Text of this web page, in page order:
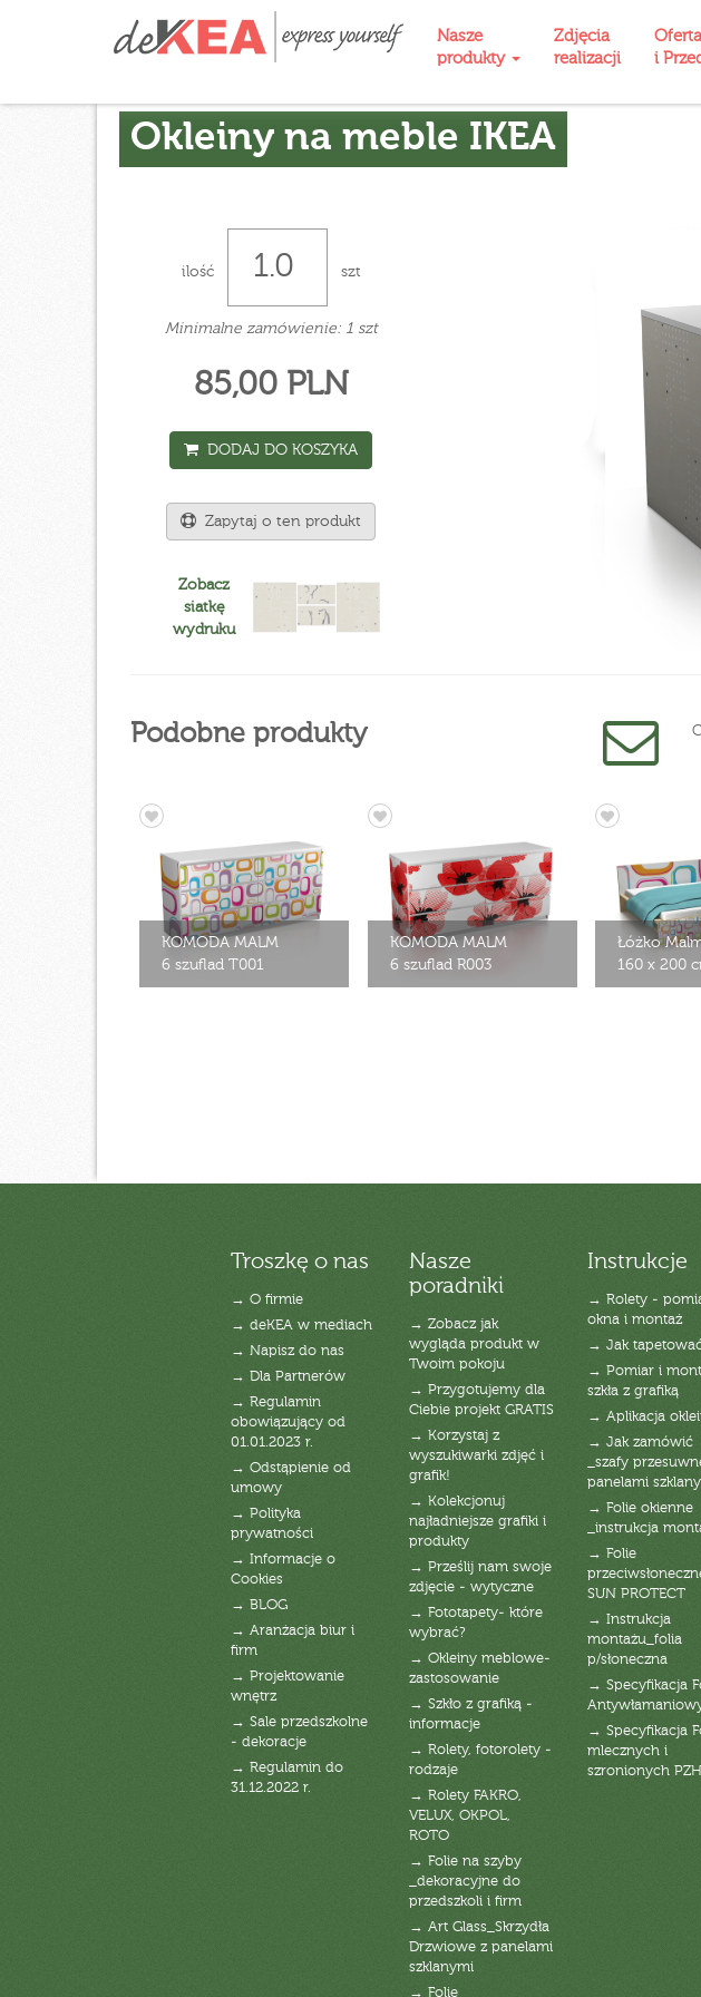
Nasze
produkty
Zdjęcia
realizacji
i
Okleiny na meble IKEA
ilość szt
Minimalne zamówienie: 1 szt
85,00 PLN
DODAJ DO KOSZYKA
Zapytaj o ten produkt
Zobacz
siatkę
wydruku
Podobne produkty
KOMODA MALM
6 szuflad T001
KOMODA MALM
6 szuflad R003
Łóżko
160 x 200
Troszkę o nas
→ O firmie
→ deKEA w mediach
→ Napisz do nas
→ Dla Partnerów
→ Regulamin
obowiązujący od
01.01.2023 r.
→ Odstąpienie od
umowy
→ Polityka
prywatności
→ Informacje o
Cookies
→ BLOG
→ Aranżacja biur i
firm
→ Projektowanie
wnętrz
→ Sale przedszkolne
- dekoracje
→ Regulamin do
31.12.2022 r.
Nasze
poradniki
→ Zobacz jak
wygląda produkt w
Twoim pokoju
→ Przygotujemy dla
Ciebie projekt GRATIS
→ Korzystaj z
wyszukiwarki zdjęć i
grafik!
→ Kolekcjonuj
najładniejsze grafiki i
produkty
→ Prześlij nam swoje
zdjęcie - wytyczne
→ Fototapety- które
wybrać?
→ Okleiny meblowe-
zastosowanie
→ Szkło z grafiką -
informacje
→ Rolety, fotorolety -
rodzaje
→ Rolety FAKRO,
VELUX, OKPOL,
ROTO
→ Folie na szyby
_dekoracyjne do
przedszkoli i firm
→ Art Glass_Skrzydła
Drzwiowe z panelami
szklanymi
→ Folie
Instrukcje
→ Rolety -
okna i montaż
→ Jak
→ Pomiar i
szkła z grafiką
→ Aplikacja
→ Jak zamówić
_szafy
panelami
→ Folie okienne
_instrukcja
→ Folie
SUN PROTECT
→ Instrukcja
montażu_folia
p/słoneczna
→ Specyfikacja
→ Specyfikacja
mlecznych i
szronionych PZH